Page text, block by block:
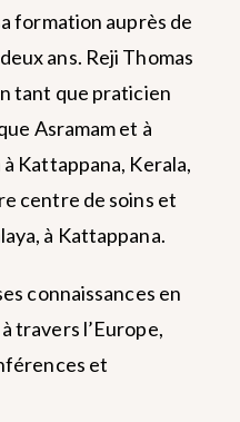
formation auprès de
ans. Reji Thomas
tant que praticien
Asramam et à
Kattappana, Kerala,
centre de soins et
à Kattappana.
connaissances en
travers l’Europe,
et